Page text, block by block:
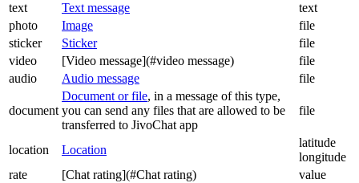
text
Text message
text
photo
Image
file
sticker
Sticker
file
video
[Video message](#video message)
file
audio
Audio message file
document
Document or file, in a message of this type,
you can send any files that are allowed to be
transferred to JivoChat app
file
location Location
latitude
longitude
rate
[Chat rating](#Chat rating)
value